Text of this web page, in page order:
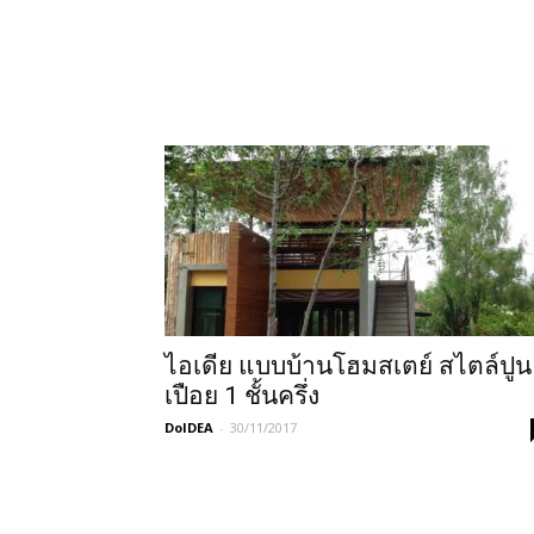
ไอเดีย แบบบ้านโฮมสเตย์ สไตล์ปูน
เปือย 1 ชั้นครึ่ง
DoIDEA - 30/11/2017